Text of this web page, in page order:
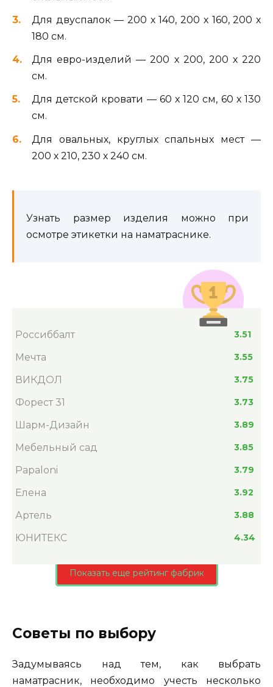
Для двуспалок — 200 х 140, 200 х 160, 200 х
180 см.
Для евро-изделий — 200 х 200, 200 х 220
см.
Для детской кровати — 60 х 120 см, 60 х 130
см.
Для овальных, круглых спальных мест —
200 х 210, 230 х 240 см.
Узнать размер изделия можно при
осмотре этикетки на наматраснике.
Россиббалт 3.51
Мечта 3.55
ВИКДОЛ 3.75
Форест 31 3.73
Шарм-Дизайн 3.89
Мебельный сад 3.85
Papaloni 3.79
Елена 3.92
Артель 3.88
ЮНИТЕКС 4.34
Показать еще рейтинг фабрик
Советы по выбору
Задумываясь над тем, как выбрать
наматрасник, необходимо учесть несколько